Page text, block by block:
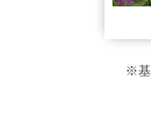
※基